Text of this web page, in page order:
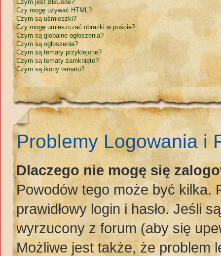
Czym jest BBCode?
Czy mogę używać HTML?
Czym są uśmieszki?
Czy mogę umieszczać obrazki w poście?
Czym są globalne ogłoszenia?
Czym są ogłoszenia?
Czym są tematy przyklejone?
Czym są tematy zamknięte?
Czym są ikony tematu?
Problemy Logowania i
Dlaczego nie mogę się
Powodów tego może być kilka.
prawidłowy login i hasło. Jeśli
wyrzucony z forum (aby się
Możliwe jest także, że problem